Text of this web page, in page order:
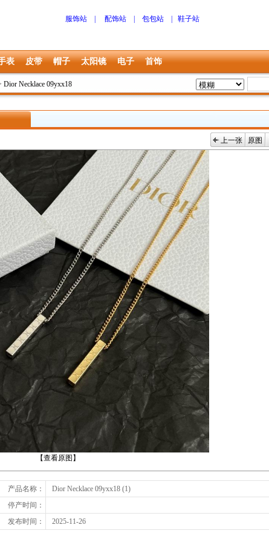
服饰站 配饰站 包包站 鞋子站
表 皮带 帽子 太阳镜 电子 首饰
Dior Necklace 09yxx18
上一张 原图
【查看原图】
上一张
下一张
产品名称：
Dior Necklace 09yxx18 (1)
停产时间：
发布时间：
2025-11-26